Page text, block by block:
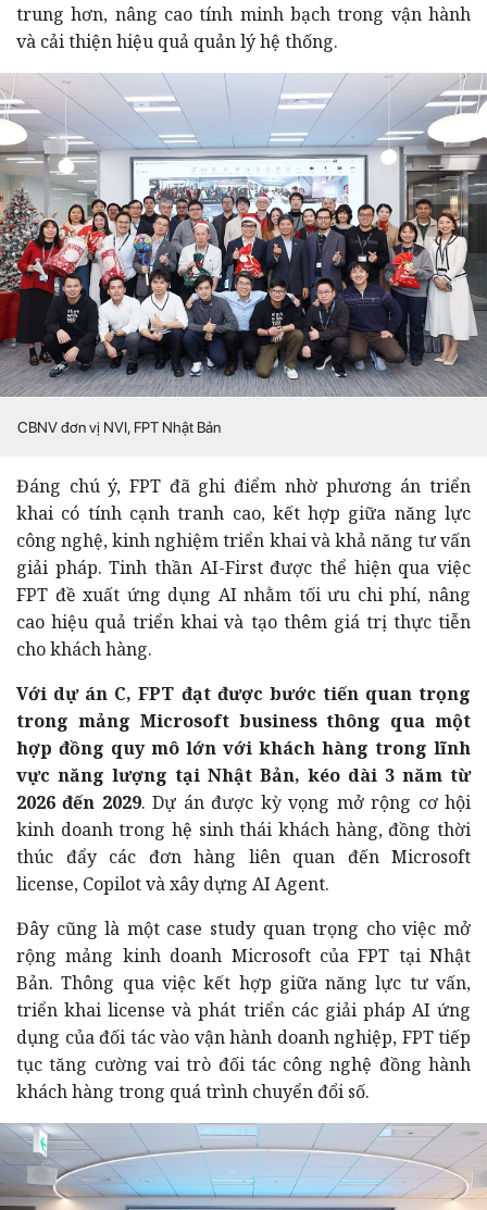
trung hơn, nâng cao tính minh bạch trong vận hành
và cải thiện hiệu quả quản lý hệ thống.
CBNV đơn vị NVI, FPT Nhật Bản
Đáng chú ý, FPT đã ghi điểm nhờ phương án triển
khai có tính cạnh tranh cao, kết hợp giữa năng lực
công nghệ, kinh nghiệm triển khai và khả năng tư vấn
giải pháp. Tinh thần AI-First được thể hiện qua việc
FPT đề xuất ứng dụng AI nhằm tối ưu chi phí, nâng
cao hiệu quả triển khai và tạo thêm giá trị thực tiễn
cho khách hàng.
Với dự án C, FPT đạt được bước tiến quan trọng
trong mảng Microsoft business thông qua một
hợp đồng quy mô lớn với khách hàng trong lĩnh
vực năng lượng tại Nhật Bản, kéo dài 3 năm từ
2026 đến 2029. Dự án được kỳ vọng mở rộng cơ hội
kinh doanh trong hệ sinh thái khách hàng, đồng thời
thúc đẩy các đơn hàng liên quan đến Microsoft
license, Copilot và xây dựng AI Agent.
Đây cũng là một case study quan trọng cho việc mở
rộng mảng kinh doanh Microsoft của FPT tại Nhật
Bản. Thông qua việc kết hợp giữa năng lực tư vấn,
triển khai license và phát triển các giải pháp AI ứng
dụng của đối tác vào vận hành doanh nghiệp, FPT tiếp
tục tăng cường vai trò đối tác công nghệ đồng hành
khách hàng trong quá trình chuyển đổi số.